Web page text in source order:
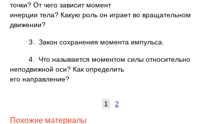
точки? От чего зависит момент
инерции тела? Какую роль он играет во вращательном
движении?
3. Закон сохранения момента импульса.
4. Что называется моментом силы относительно
неподвижной оси? Как определить
его направление?
1 2
Похожие материалы